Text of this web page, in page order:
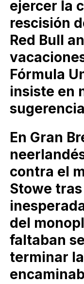
ejercer la
rescisión
Red Bull
Fórmula
insiste en
En Gran
contra el
Stowe
del
faltaban
terminar